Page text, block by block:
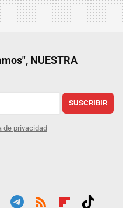
NUESTRA
SUSCRIBIR
de privacidad